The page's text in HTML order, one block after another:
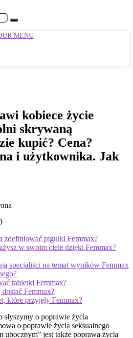
MENU
kobiece życie
skrywaną
kupić? Cena?
i użytkownika. Jak
zdefiniować pigułki Femmax?
w swoim ciele dzięki Femmax?
specjaliści na temat wyników Femmax
tabletki Femmax?
Femmax?
które przyjęły Femmax?
słyszymy o poprawie życia
o poprawie życia seksualnego
ubocznym” jest także poprawa życia